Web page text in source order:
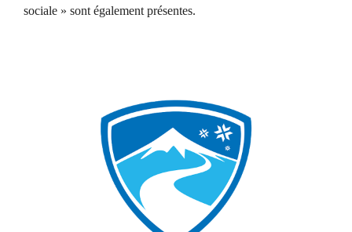
sociale » sont également présentes.